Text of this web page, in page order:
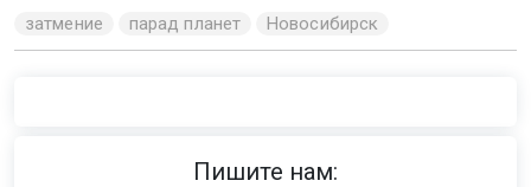
затмение парад планет Новосибирск
Пишите нам: